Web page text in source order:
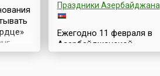
Праздники Азербайджана
Ежегодно 11 февраля в
Азербайджанской
Республике отмечается